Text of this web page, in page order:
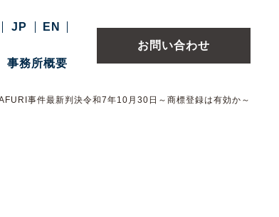
JP EN
事務所概要
お問い合わせ
事件最新判決令和7年10月30日～商標登録は有効か～